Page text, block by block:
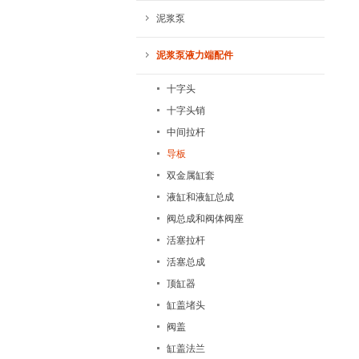
泥浆泵
泥浆泵液力端配件
十字头
十字头销
中间拉杆
导板
双金属缸套
液缸和液缸总成
阀总成和阀体阀座
活塞拉杆
活塞总成
顶缸器
缸盖堵头
阀盖
缸盖法兰